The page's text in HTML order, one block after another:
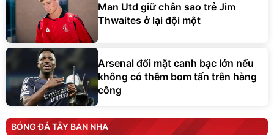
Man Utd giữ chân sao trẻ Jim
Thwaites ở lại đội một
Arsenal đối mặt canh bạc lớn nếu
không có thêm bom tấn trên hàng
công
BÓNG ĐÁ TÂY BAN NHA